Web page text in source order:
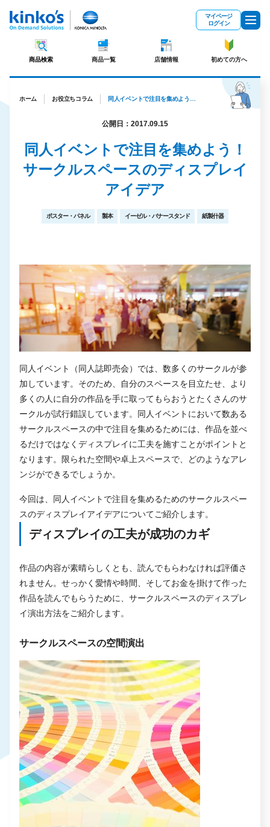
マイページ
ログイン
商品検索 商品一覧 店舗情報 初めての方へ
ホーム お役立ちコラム
公開日：2017.09.15
同人イベントで注目を集めよう！
サークルスペースのディスプレイ
アイデア
ポスター・パネル 製本 イーゼル・バナースタンド 紙製什器
同人イベント（同人誌即売会）では、数多くのサークルが参
加しています。そのため、自分のスペースを目立たせ、より
多くの人に自分の作品を手に取ってもらおうとたくさんのサ
ークルが試行錯誤しています。同人イベントにおいて数ある
サークルスペースの中で注目を集めるためには、作品を並べ
るだけではなくディスプレイに工夫を施すことがポイントと
なります。限られた空間や卓上スペースで、どのようなアレ
ンジができるでしょうか。
今回は、同人イベントで注目を集めるためのサークルスペー
スのディスプレイアイデアについてご紹介します。
ディスプレイの工夫が成功のカギ
作品の内容が素晴らしくとも、読んでもらわなければ評価さ
れません。せっかく愛情や時間、そしてお金を掛けて作った
作品を読んでもらうために、サークルスペースのディスプレ
イ演出方法をご紹介します。
サークルスペースの空間演出